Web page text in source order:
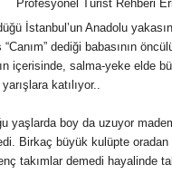
İstanbul’un Anadolu
“Canım” dediği babasının
içerisinde, salma-yeke elde
katılıyor..
yaşlarda boy da uzuyor
Birkaç büyük kulüpte
takımlar demedi hayalinde